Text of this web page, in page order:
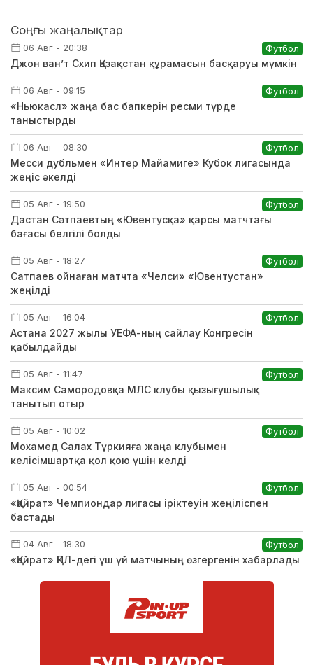
Соңғы жаңалықтар
06 Авг - 20:38 Футбол
Джон ван’т Схип Қазақстан құрамасын басқаруы мүмкін
06 Авг - 09:15 Футбол
«Ньюкасл» жаңа бас бапкерін ресми түрде
таныстырды
06 Авг - 08:30 Футбол
Месси дубльмен «Интер Майамиге» Кубок лигасында
жеңіс әкелді
05 Авг - 19:50 Футбол
Дастан Сәтпаевтың «Ювентусқа» қарсы матчтағы
бағасы белгілі болды
05 Авг - 18:27 Футбол
Сатпаев ойнаған матчта «Челси» «Ювентустан»
жеңілді
05 Авг - 16:04 Футбол
Астана 2027 жылы УЕФА-ның сайлау Конгресін
қабылдайды
05 Авг - 11:47 Футбол
Максим Самородовқа МЛС клубы қызығушылық
танытып отыр
05 Авг - 10:02 Футбол
Мохамед Салах Түркияға жаңа клубымен
келісімшартқа қол қою үшін келді
05 Авг - 00:54 Футбол
«Қайрат» Чемпиондар лигасы іріктеуін жеңіліспен
бастады
04 Авг - 18:30 Футбол
«Қайрат» ҚПЛ-дегі үш үй матчының өзгергенін хабарлады